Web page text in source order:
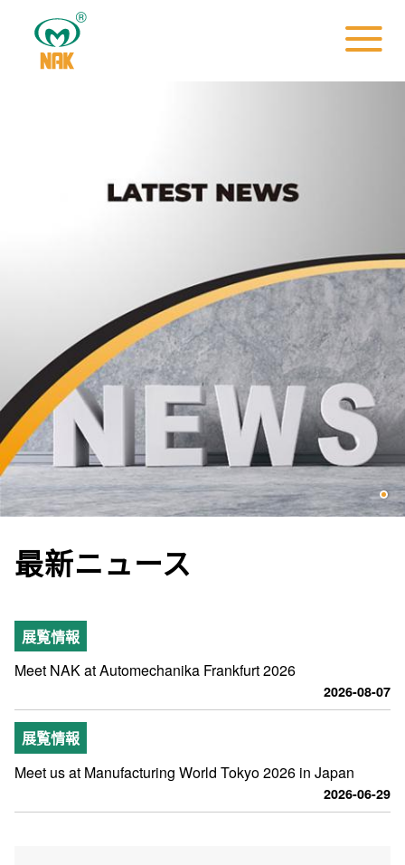
最新ニュース
展覧情報
Meet NAK at Automechanika Frankfurt 2026
2026-08-07
展覧情報
Meet us at Manufacturing World Tokyo 2026 in Japan
2026-06-29